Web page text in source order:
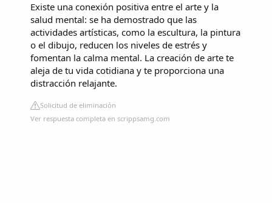
Existe una conexión positiva entre el arte y la
salud mental: se ha demostrado que las
actividades artísticas, como la escultura, la pintura
o el dibujo, reducen los niveles de estrés y
fomentan la calma mental. La creación de arte te
aleja de tu vida cotidiana y te proporciona una
distracción relajante.
Solicitud de eliminación
Ver respuesta completa en scrippsamg.com